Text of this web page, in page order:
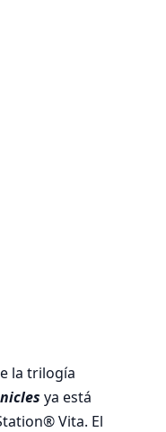
la trilogía
ya está
Vita. El